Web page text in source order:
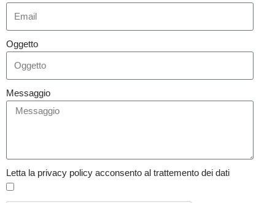
Oggetto
Messaggio
Letta la privacy policy acconsento al trattemento dei dati